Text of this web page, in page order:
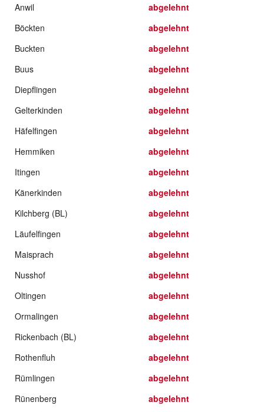
Anwil
abgelehnt
Böckten
abgelehnt
Buckten
abgelehnt
Buus
abgelehnt
Diepflingen
abgelehnt
Gelterkinden
abgelehnt
Häfelfingen
abgelehnt
Hemmiken
abgelehnt
Itingen
abgelehnt
Känerkinden
abgelehnt
Kilchberg (BL)
abgelehnt
Läufelfingen
abgelehnt
Maisprach
abgelehnt
Nusshof
abgelehnt
Oltingen
abgelehnt
Ormalingen
abgelehnt
Rickenbach (BL)
abgelehnt
Rothenfluh
abgelehnt
Rümlingen
abgelehnt
Rünenberg
abgelehnt